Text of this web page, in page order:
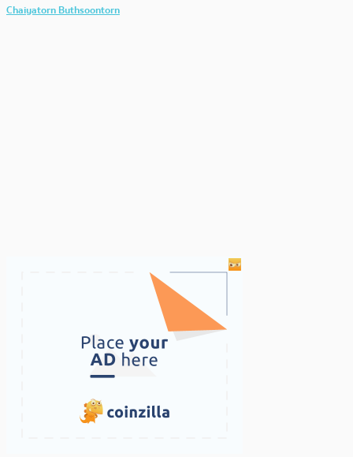
Chaiyatorn Buthsoontorn